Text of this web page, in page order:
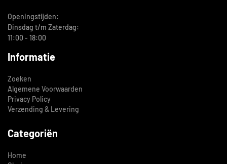
Openingstijden:
Dinsdag t/m Zaterdag:
11:00 - 18:00
Informatie
Zoeken
Algemene Voorwaarden
Privacy Policy
Verzending & Levering
Categoriën
Home